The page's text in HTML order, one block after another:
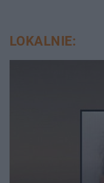
LOKALNIE: